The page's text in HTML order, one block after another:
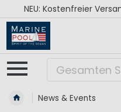
RÉGATES
News & Events